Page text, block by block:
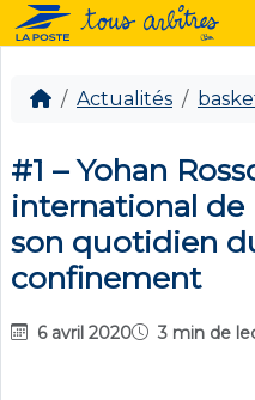
Actualités
#1 – Yohan
international de
son quotidien
confinement
6 avril 2020 3 min de